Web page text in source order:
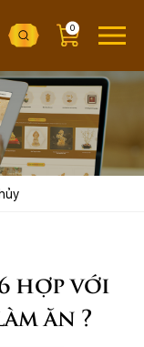
0
hợp với
ăn ?